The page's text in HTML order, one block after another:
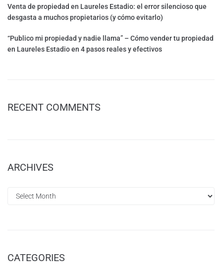
Venta de propiedad en Laureles Estadio: el error silencioso que
desgasta a muchos propietarios (y cómo evitarlo)
“Publico mi propiedad y nadie llama” – Cómo vender tu propiedad
en Laureles Estadio en 4 pasos reales y efectivos
RECENT COMMENTS
ARCHIVES
CATEGORIES